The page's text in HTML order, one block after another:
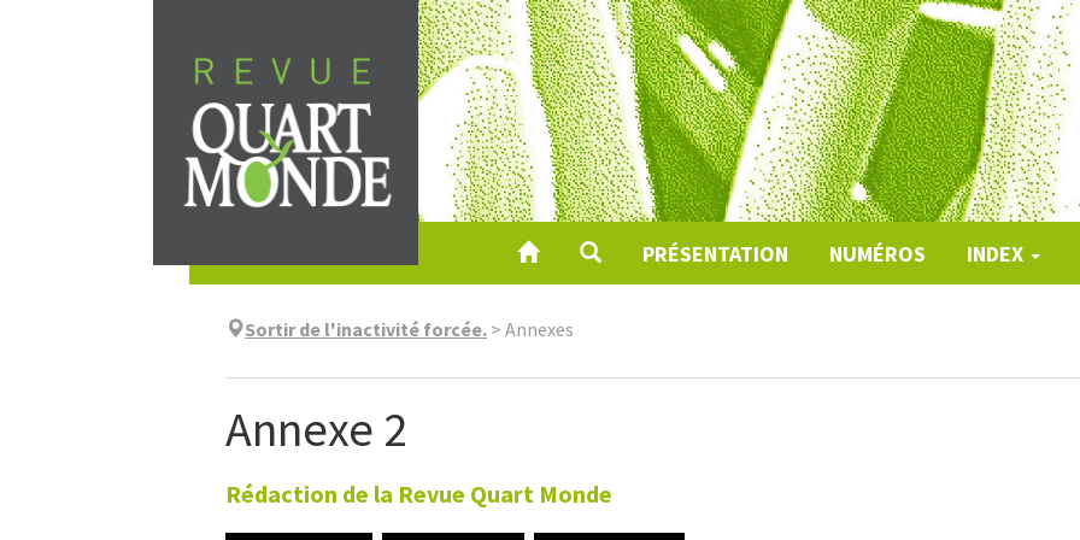
au
contenu
PRÉSENTATION NUMÉROS INDEX
Sortir de l'inactivité forcée. > Annexes
Annexe 2
Rédaction de la Revue Quart Monde